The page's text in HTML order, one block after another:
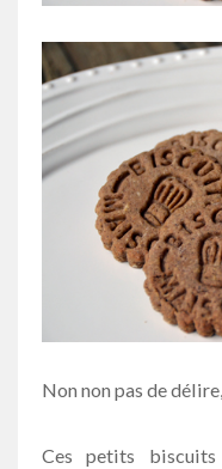
Non non pas de
Ces petits